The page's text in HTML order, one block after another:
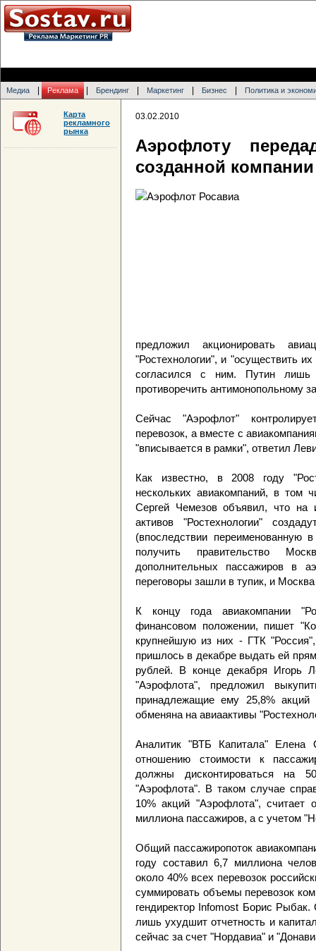
Медиа Реклама Брендинг Маркетинг Бизнес Политика и
03.02.2010
Аэрофлоту
созданной
предложил акционировать
"Ростехнологии", и "осуществить
согласился с ним. Путин лишь
противоречить антимонопольному
Сейчас "Аэрофлот"
перевозок, а вместе с
"вписывается в рамки", ответил
Как известно, в 2008 году
нескольких авиакомпаний, в том
Сергей Чемезов объявил, что на
активов "Ростехнологии"
(впоследствии
получить правительство
дополнительных пассажиров в
переговоры зашли в тупик, и
К концу года авиакомпании
финансовом положении, пишет
крупнейшую из них - ГТК
пришлось в декабре выдать ей
рублей. В конце декабря Игорь
"Аэрофлота", предложил
принадлежащие ему 25,8%
обменяна на авиаактивы
Аналитик "ВТБ Капитала" Елена
отношению стоимости к
должны дисконтироваться на
"Аэрофлота". В таком случае
10% акций "Аэрофлота", считает
миллиона пассажиров, а с учетом
Общий пассажиропоток
году составил 6,7 миллиона
около 40% всех перевозок
суммировать объемы перевозок
гендиректор Infomost Борис Рыбак.
лишь ухудшит отчетность и
сейчас за счет "Нордавиа" и
Карта
рекламного
рынка